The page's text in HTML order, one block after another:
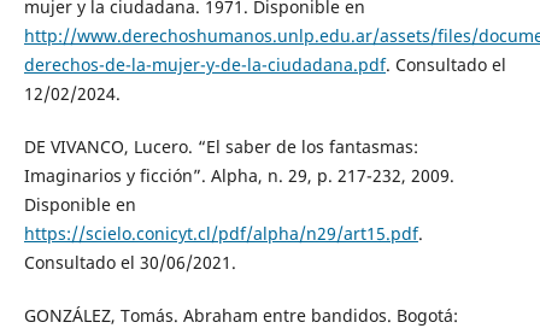
mujer y la ciudadana. 1971. Disponible en
http://www.derechoshumanos.unlp.edu.ar/assets/files/
derechos-de-la-mujer-y-de-la-ciudadana.pdf. Consultado el
12/02/2024.
DE VIVANCO, Lucero. “El saber de los fantasmas:
Imaginarios y ficción”. Alpha, n. 29, p. 217-232, 2009.
Disponible en
https://scielo.conicyt.cl/pdf/alpha/n29/art15.pdf.
Consultado el 30/06/2021.
GONZÁLEZ, Tomás. Abraham entre bandidos. Bogotá: